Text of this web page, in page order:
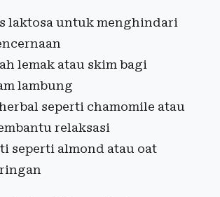
laktosa untuk menghindari
lemak atau skim bagi
lambung
seperti chamomile atau
relaksasi
seperti almond atau oat